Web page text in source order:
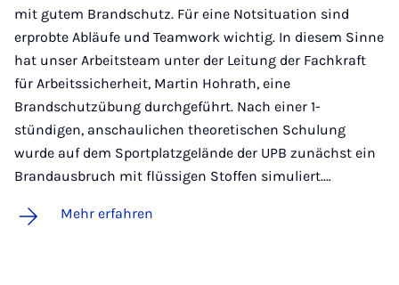
mit gutem Brandschutz. Für eine Notsituation sind
erprobte Abläufe und Teamwork wichtig. In diesem Sinne
hat unser Arbeitsteam unter der Leitung der Fachkraft
für Arbeitssicherheit, Martin Hohrath, eine
Brandschutzübung durchgeführt. Nach einer 1-
stündigen, anschaulichen theoretischen Schulung
wurde auf dem Sportplatzgelände der UPB zunächst ein
Brandausbruch mit flüssigen Stoffen simuliert.…
Mehr erfahren